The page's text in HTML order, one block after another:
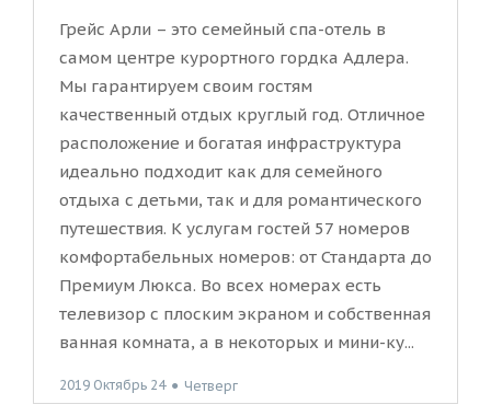
Грейс Арли – это семейный спа-отель в
самом центре курортного гордка Адлера.
Мы гарантируем своим гостям
качественный отдых круглый год. Отличное
расположение и богатая инфраструктура
идеально подходит как для семейного
отдыха с детьми, так и для романтического
путешествия. К услугам гостей 57 номеров
комфортабельных номеров: от Стандарта до
Премиум Люкса. Во всех номерах есть
телевизор с плоским экраном и собственная
ванная комната, а в некоторых и мини-ку...
2019 Октябрь 24 ● Четверг